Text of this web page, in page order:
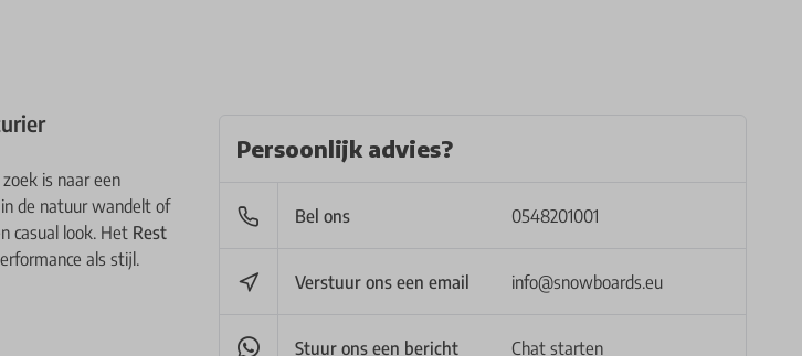
is naar een
de natuur wandelt of
casual look. Het Rest
als stijl.
Persoonlijk advies?
Bel ons 0548201001
Verstuur ons een email info@snowboards.eu
Stuur ons een bericht Chat starten